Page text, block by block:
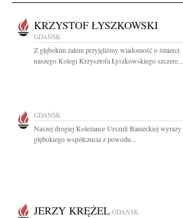
KRZYSTOF ŁYSZKOWSKI
GDAŃSK
Z głębokim żalem przyjęliśmy wiadomość o śmierci
naszego Kolegi Krzysztofa Łyszkowskiego szczere...
GDAŃSK
Naszej drogiej Koleżance Urszuli Banieckiej wyrazy
głębokiego współczucia z powodu...
JERZY KRĘŻEL GDAŃSK